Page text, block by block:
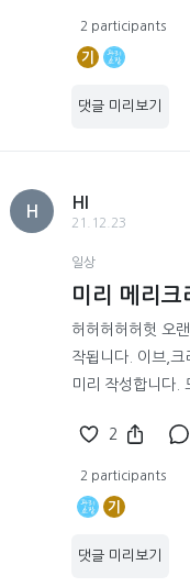
2 participants
기
댓글 미리보기
H
HI
21.12.23
일상
미리 메리
허허허허허헛 오
작됩니다. 이브,크
미리 작성합니다.
2
2 participants
기
댓글 미리보기